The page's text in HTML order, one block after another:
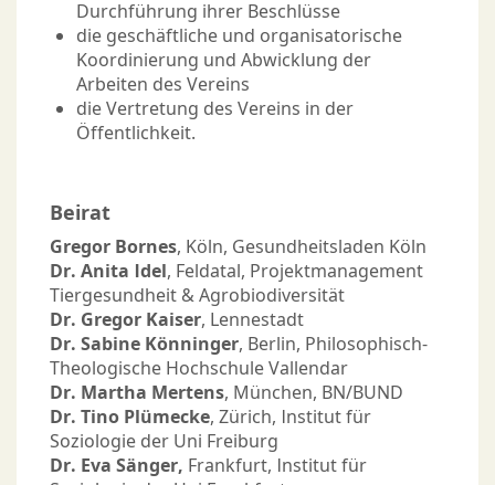
Durchführung ihrer Beschlüsse
die geschäftliche und organisatorische
Koordinierung und Abwicklung der
Arbeiten des Vereins
die Vertretung des Vereins in der
Öffentlichkeit.
Beirat
Gregor Bornes, Köln, Gesundheitsladen Köln
Dr. Anita Idel, Feldatal, Projektmanagement
Tiergesundheit & Agrobiodiversität
Dr. Gregor Kaiser, Lennestadt
Dr. Sabine Könninger, Berlin, Philosophisch-
Theologische Hochschule Vallendar
Dr. Martha Mertens, München, BN/BUND
Dr. Tino Plümecke, Zürich, Institut für
Soziologie der Uni Freiburg
Dr. Eva Sänger, Frankfurt, Institut für